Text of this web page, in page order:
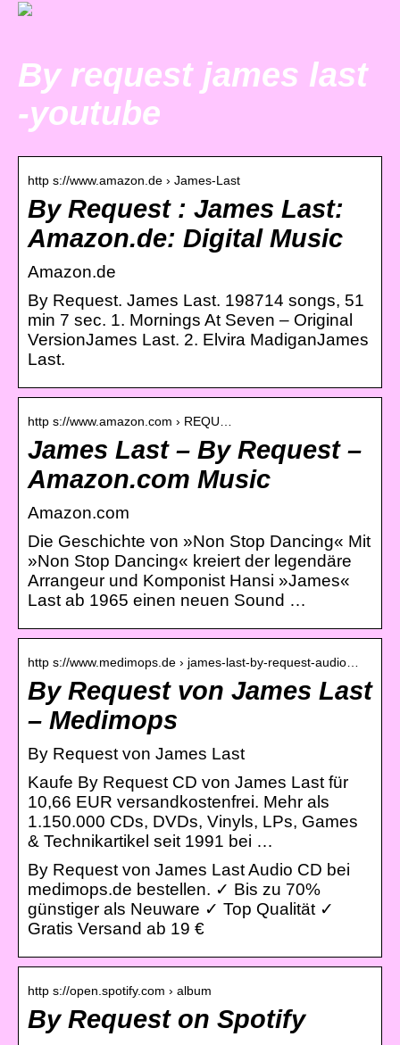
By request james last
-youtube
http s://www.amazon.de › James-Last
By Request : James Last:
Amazon.de: Digital Music
Amazon.de
By Request. James Last. 198714 songs, 51
min 7 sec. 1. Mornings At Seven – Original
VersionJames Last. 2. Elvira MadiganJames
Last.
http s://www.amazon.com › REQU…
James Last – By Request –
Amazon.com Music
Amazon.com
Die Geschichte von »Non Stop Dancing« Mit
»Non Stop Dancing« kreiert der legendäre
Arrangeur und Komponist Hansi »James«
Last ab 1965 einen neuen Sound …
http s://www.medimops.de › james-last-by-request-audio…
By Request von James Last
– Medimops
By Request von James Last
Kaufe By Request CD von James Last für
10,66 EUR versandkostenfrei. Mehr als
1.150.000 CDs, DVDs, Vinyls, LPs, Games
& Technikartikel seit 1991 bei …
By Request von James Last Audio CD bei
medimops.de bestellen. ✓ Bis zu 70%
günstiger als Neuware ✓ Top Qualität ✓
Gratis Versand ab 19 €
http s://open.spotify.com › album
By Request on Spotify